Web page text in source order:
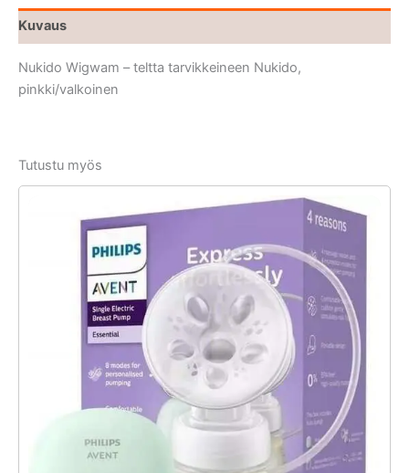
Kuvaus
Nukido Wigwam – teltta tarvikkeineen Nukido,
pinkki/valkoinen
Tutustu myös